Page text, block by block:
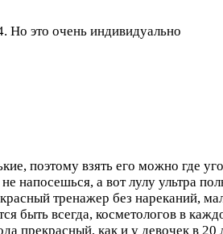
Но это очень индивидуально
поэтому взять его можно где
напосешься, а вот лулу ультра
тренажер без нареканий,
быть всегда, косметологов в
прекрасный, как и у девочек в 20